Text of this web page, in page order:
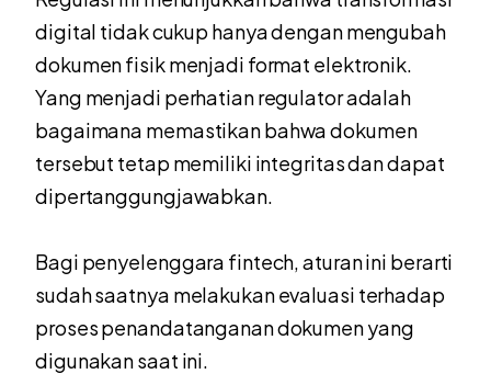
digital tidak cukup hanya dengan mengubah
dokumen fisik menjadi format elektronik.
Yang menjadi perhatian regulator adalah
bagaimana memastikan bahwa dokumen
tersebut tetap memiliki integritas dan dapat
dipertanggungjawabkan.
Bagi penyelenggara fintech, aturan ini berarti
sudah saatnya melakukan evaluasi terhadap
proses penandatanganan dokumen yang
digunakan saat ini.